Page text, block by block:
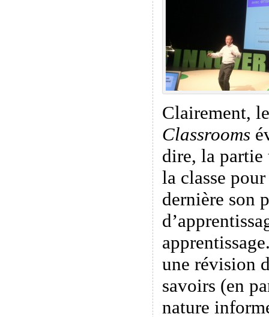
Clairement,
Classrooms
dire, la partie
la classe
dernière son
une révision
savoirs (en
nature